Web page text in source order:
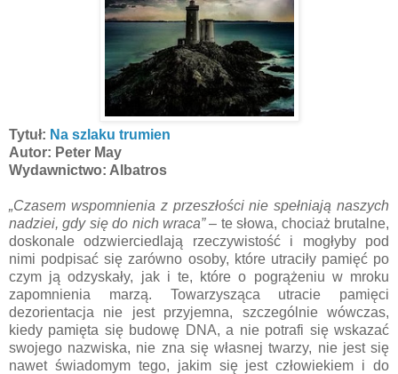
Tytuł: Na szlaku trumien
Autor: Peter May
Wydawnictwo: Albatros
„Czasem wspomnienia z przeszłości nie spełniają naszych
nadziei, gdy się do nich wraca”– te słowa, chociaż brutalne,
doskonale odzwierciedlają rzeczywistość i mogłyby pod
nimi podpisać się zarówno osoby, które utraciły pamięć po
czym ją odzyskały, jak i te, które o pogrążeniu w mroku
zapomnienia marzą. Towarzysząca utracie pamięci
dezorientacja nie jest przyjemna, szczególnie wówczas,
kiedy pamięta się budowę DNA, a nie potrafi się wskazać
swojego nazwiska, nie zna się własnej twarzy, nie jest się
nawet świadomym tego, jakim się jest człowiekiem i do